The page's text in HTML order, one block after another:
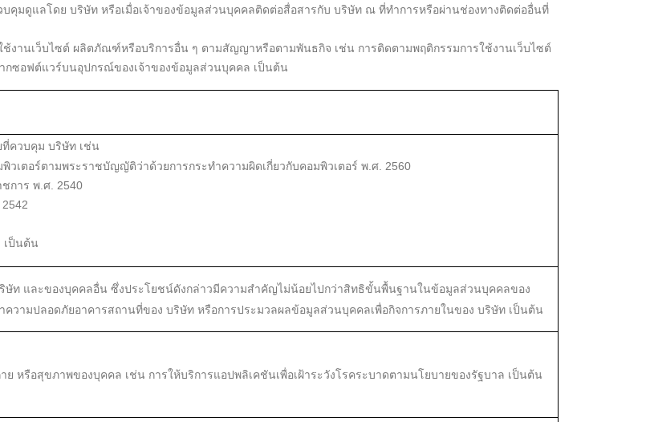
คุมดูแลโดย บริษัท หรือเมื่อเจ้าของข้อมูลส่วนบุคคลติดต่อสื่อสารกับ บริษัท ณ ที่ทำการหรือผ่านช่องทางติดต่ออื่นที่
งานเว็บไซต์ ผลิตภัณฑ์หรือบริการอื่น ๆ ตามสัญญาหรือตามพันธกิจ เช่น การติดตามพฤติกรรมการใช้งานเว็บไซต์
กซอฟต์แวร์บนอุปกรณ์ของเจ้าของข้อมูลส่วนบุคคล เป็นต้น
ควบคุม บริษัท เช่น
วเตอร์ตามพระราชบัญญัติว่าด้วยการกระทำความผิดเกี่ยวกับคอมพิวเตอร์ พ.ศ. 2560
การ พ.ศ. 2540
เป็นต้น
ษัท และของบุคคลอื่น ซึ่งประโยชน์ดังกล่าวมีความสำคัญไม่น้อยไปกว่าสิทธิขั้นพื้นฐานในข้อมูลส่วนบุคคลของ
ความปลอดภัยอาคารสถานที่ของ บริษัท หรือการประมวลผลข้อมูลส่วนบุคคลเพื่อกิจการภายในของ บริษัท เป็นต้น
ย หรือสุขภาพของบุคคล เช่น การให้บริการแอปพลิเคชันเพื่อเฝ้าระวังโรคระบาดตามนโยบายของรัฐบาล เป็นต้น